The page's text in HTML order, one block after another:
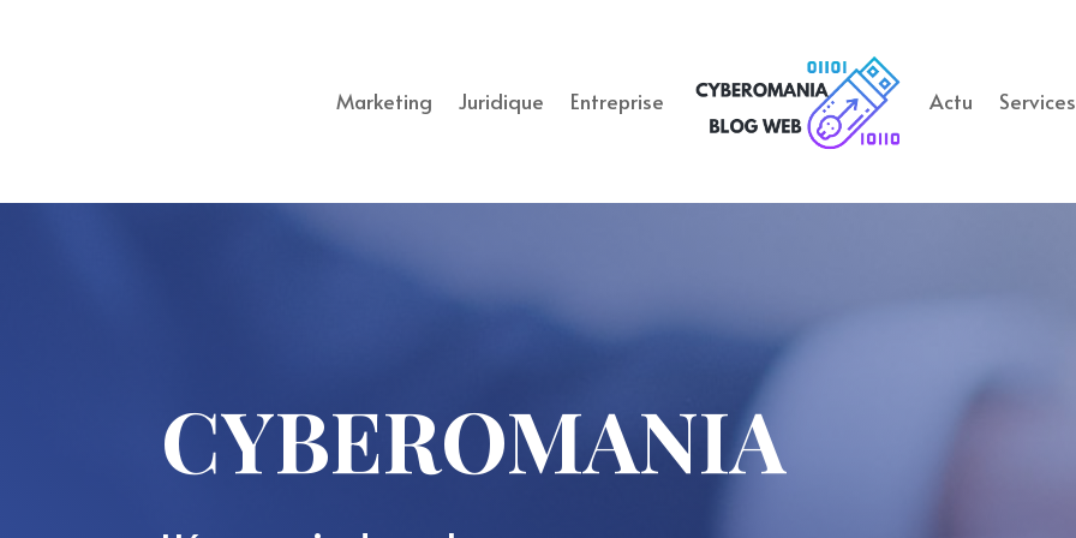
Marketing Juridique Entreprise Actu Services
CYBEROMANIA